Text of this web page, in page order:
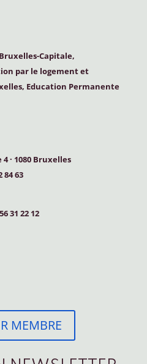
Capitale,
par le logement et
Education Permanente
4· 1080 Bruxelles
84 63
31 22 12
MEMBRE